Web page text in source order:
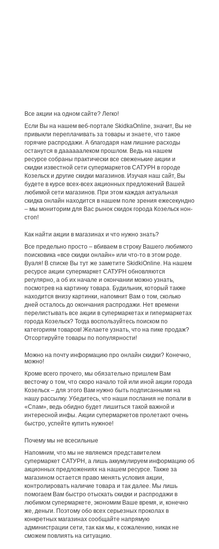
Все акции на одном сайте? Легко!
Если Вы на нашем веб-портале SkidkaOnline, значит, Вы не
привыкли переплачивать за товары и знаете, что такое
горячие распродажи. А благодаря нам лишние расходы
останутся в даааааалеком прошлом. Ведь на нашем
ресурсе собраны практически все свеженькие акции и
скидки известной сети супермаркетов САТУРН в городе
Козельск и другие скидки магазинов. Изучая наш сайт, Вы
будете в курсе всех-всех акционных предложений Вашей
любимой сети магазинов. При этом каждая актуальная
скидка онлайн находится в нашем поле зрения ежесекундно
– мы мониторим для Вас рынок скидок города Козельск нон-
стоп!
Как найти акции в магазинах и что нужно знать?
Все предельно просто – вбиваем в строку Вашего любимого
поисковика «все скидки онлайн» или что-то в этом роде.
Вуаля! В списке Вы тут же заметите SkidkiOnline. На нашем
ресурсе акции супермаркет САТУРН обновляются
регулярно, а об их начале и окончании можно узнать,
посмотрев на картинку товара. Будильник, который также
находится внизу картинки, напомнит Вам о том, сколько
дней осталось до окончания распродажи. Нет времени
перелистывать все акции в супермаркетах и гипермаркетах
города Козельск? Тогда воспользуйтесь поиском по
категориям товаров! Желаете узнать, что на пике продаж?
Отсортируйте товары по популярности!
Можно на почту информацию про онлайн скидки? Конечно,
можно!
Кроме всего прочего, мы обязательно пришлем Вам
весточку о том, что скоро начало той или иной акции города
Козельск – для этого Вам нужно быть подписанными на
нашу рассылку. Убедитесь, что наши послания не попали в
«Спам», ведь обидно будет лишиться такой важной и
интересной инфы. Акции супермаркетов пролетают очень
быстро, успейте купить нужное!
Почему мы не всесильные
Напомним, что мы не являемся представителем
супермаркет САТУРН, а лишь аккумулируем информацию об
акционных предложениях на нашем ресурсе. Также за
магазином остается право менять условия акции,
контролировать наличие товара и так далее. Мы лишь
помогаем Вам быстро отыскать скидки и распродажи в
любимом супермаркете, экономим Ваше время, и, конечно
же, деньги. Поэтому обо всех серьезных проколах в
конкретных магазинах сообщайте напрямую
администрации сети, так как мы, к сожалению, никак не
сможем повлиять на ситуацию.